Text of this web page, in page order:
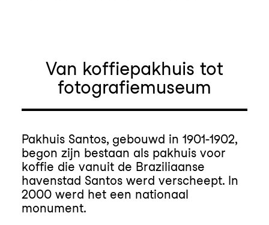
Van koffiepakhuis tot
fotografiemuseum
Pakhuis Santos, gebouwd in 1901-1902,
begon zijn bestaan als pakhuis voor
koffie die vanuit de Braziliaanse
havenstad Santos werd verscheept. In
2000 werd het een nationaal
monument.